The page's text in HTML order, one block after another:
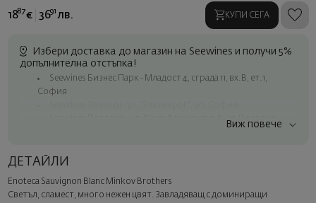
1887 € 3691 лв. КУПИ СЕГА
Избери доставка до магазин на Seewines и получи 5%
допълнителна отстъпка!
Seewines Бизнес Парк - Младост 4, сграда 11, вх.В, ет.1,
София
Seewines Пловдив - ул. "Княз Александър I", 45, Пловдив
Куриер на Seewines до адрес в рамките на град София
Изненадайте със стил
Виж повече
ДЕТАЙЛИ
Enoteca Sauvignon Blanc Minkov Brothers
Светъл, сламест, много нежен цвят. Завладяващ с доминиращи